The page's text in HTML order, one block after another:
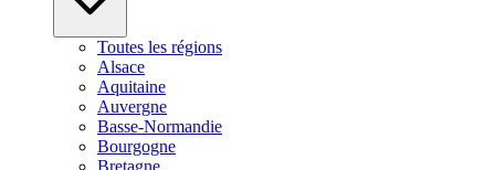
Toutes les régions
Alsace
Aquitaine
Auvergne
Basse-Normandie
Bourgogne
Bretagne